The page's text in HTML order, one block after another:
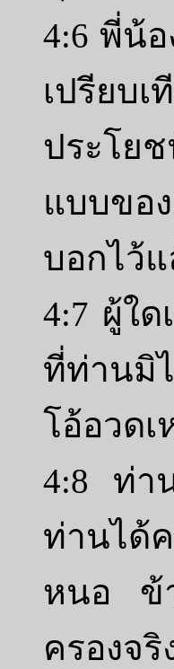
4:6 พี่น้
เปรีย
ประโย
แบบขอ
บอกไว้
4:7 ผู้ใ
ที่ท่านมิ
โอ้อวด
4:8 ท่า
ท่านได้
หนอ ข้า
ครองจ